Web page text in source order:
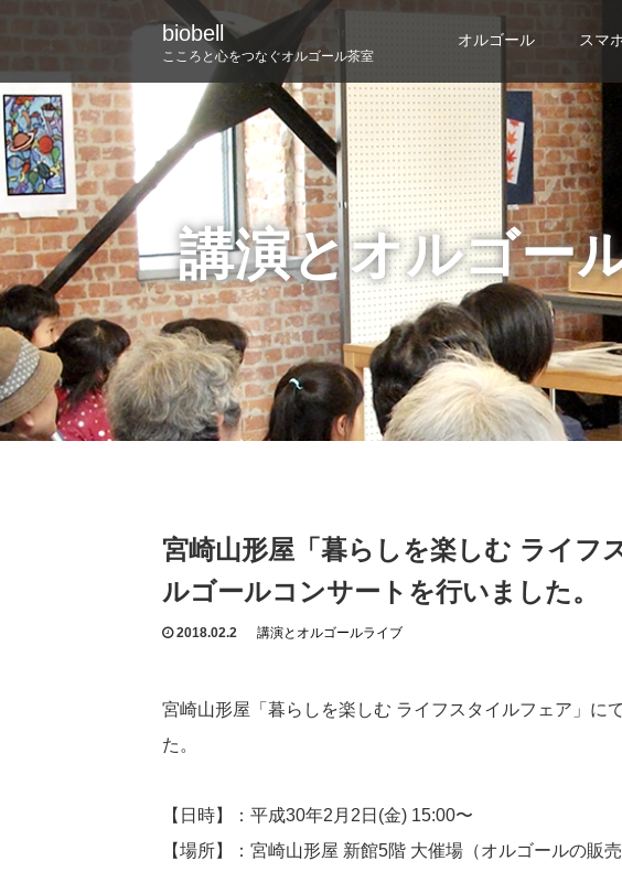
biobell
こころと心をつなぐオルゴール茶室
オルゴール スマ
講演とオルゴー
宮崎山形屋「暮らしを楽しむ ライフ
ルゴールコンサートを行いました。
2018.02.2 講演とオルゴールライブ
宮崎山形屋「暮らしを楽しむ ライフスタイルフェア」に
た。
【日時】：平成30年2月2日(金) 15:00〜
【場所】：宮崎山形屋 新館5階 大催場（オルゴールの販